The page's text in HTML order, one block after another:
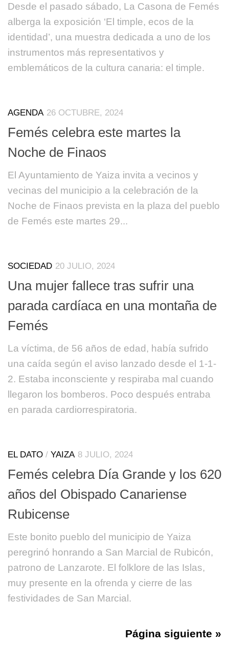
Desde el pasado sábado, La Casona de Femés
alberga la exposición ‘El timple, ecos de la
identidad’, una muestra dedicada a uno de los
instrumentos más representativos y
emblemáticos de la cultura canaria: el timple.
AGENDA 26 OCTUBRE, 2024
Femés celebra este martes la
Noche de Finaos
El Ayuntamiento de Yaiza invita a vecinos y
vecinas del municipio a la celebración de la
Noche de Finaos prevista en la plaza del pueblo
de Femés este martes 29...
SOCIEDAD 20 JULIO, 2024
Una mujer fallece tras sufrir una
parada cardíaca en una montaña de
Femés
La víctima, de 56 años de edad, había sufrido
una caída según el aviso lanzado desde el 1-1-
2. Estaba inconsciente y respiraba mal cuando
llegaron los bomberos. Poco después entraba
en parada cardiorrespiratoria.
EL DATO / YAIZA 8 JULIO, 2024
Femés celebra Día Grande y los 620
años del Obispado Canariense
Rubicense
Este bonito pueblo del municipio de Yaiza
peregrinó honrando a San Marcial de Rubicón,
patrono de Lanzarote. El folklore de las Islas,
muy presente en la ofrenda y cierre de las
festividades de San Marcial.
Página siguiente »